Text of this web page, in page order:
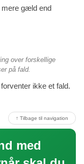
mere gæld end
over forskellige
på fald.
ikke et fald.
↑ Tilbage til navigation
med